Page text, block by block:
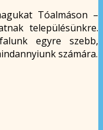
Tóalmáson –
településünkre.
egyre szebb,
számára.